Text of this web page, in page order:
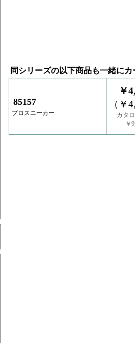
同シリーズの以下商品も一緒に
85157
プロスニーカー
￥
（￥
カタ
￥